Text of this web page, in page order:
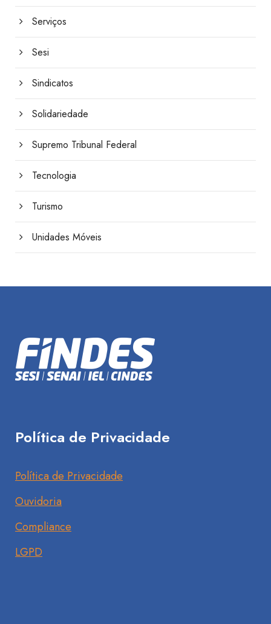
Serviços
Sesi
Sindicatos
Solidariedade
Supremo Tribunal Federal
Tecnologia
Turismo
Unidades Móveis
Política de Privacidade
Política de Privacidade
Ouvidoria
Compliance
LGPD